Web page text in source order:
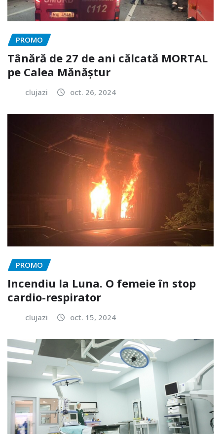
PROMO
Tânără de 27 de ani călcată MORTAL
pe Calea Mănăștur
clujazi oct. 26, 2024
PROMO
Incendiu la Luna. O femeie în stop
cardio-respirator
clujazi oct. 15, 2024